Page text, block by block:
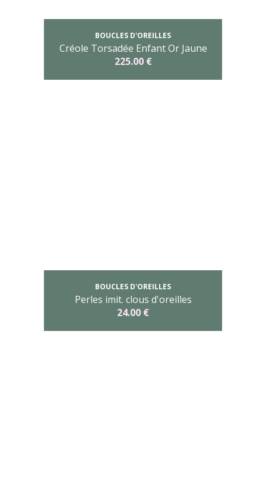
BOUCLES D'OREILLES
Créole Torsadée Enfant Or Jaune
225.00 €
BOUCLES D'OREILLES
Perles imit. clous d'oreilles
24.00 €